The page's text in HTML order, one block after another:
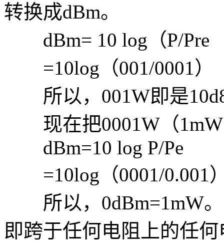
转换成dBm。
dBm= 10 log（P/Pre
=10log（001/0001）
所以，001W即是
现在把0001W（1mW
dBm=10 log P/Pe
=10log（0001/0.001
所以，0dBm=1mW。
即跨于任何电阻上的任